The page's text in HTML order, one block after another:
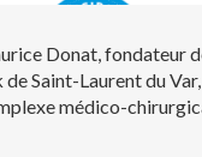
Donat, fondateur
Saint-Laurent du
médico-